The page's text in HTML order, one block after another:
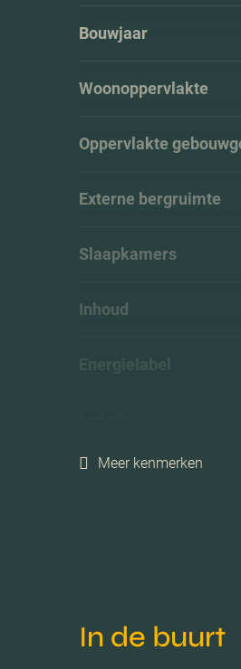
Bouwjaar
Woonoppervlakte
Oppervlakte
Externe bergruimte
Slaapkamers
Inhoud
Energielabel
Verwarming
Garage
Meer kenmerken
In de buurt